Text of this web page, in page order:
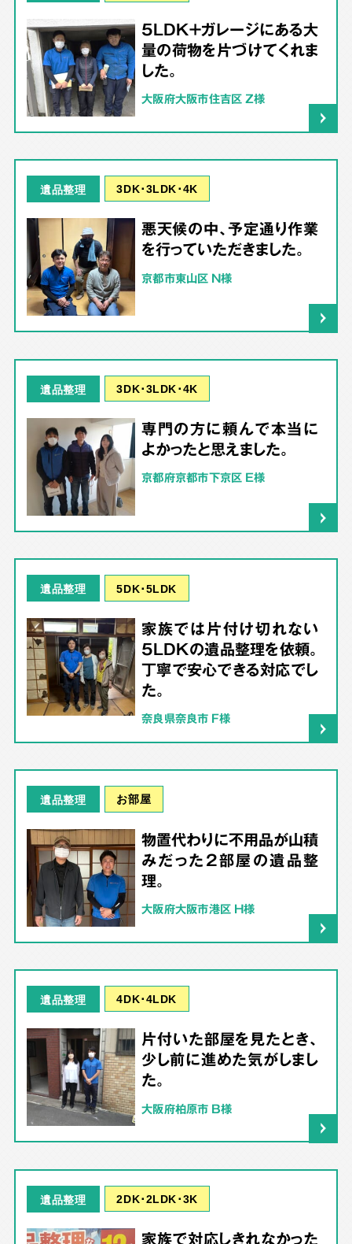
5LDK＋ガレージにある大
量の荷物を片づけてくれま
した。
大阪府大阪市住吉区 Z様
遺品整理 3DK･3LDK･4K
悪天候の中、予定通り作業
を行っていただきました。
京都市東山区 N様
遺品整理 3DK･3LDK･4K
専門の方に頼んで本当に
よかったと思えました。
京都府京都市下京区 E様
遺品整理 5DK･5LDK
家族では片付け切れない
5LDKの遺品整理を依頼。
丁寧で安心できる対応でし
た。
奈良県奈良市 F様
遺品整理 お部屋
物置代わりに不用品が山積
みだった2部屋の遺品整
理。
大阪府大阪市港区 H様
遺品整理 4DK･4LDK
片付いた部屋を見たとき、
少し前に進めた気がしまし
た。
大阪府柏原市 B様
遺品整理 2DK･2LDK･3K
家族で対応しきれなかった